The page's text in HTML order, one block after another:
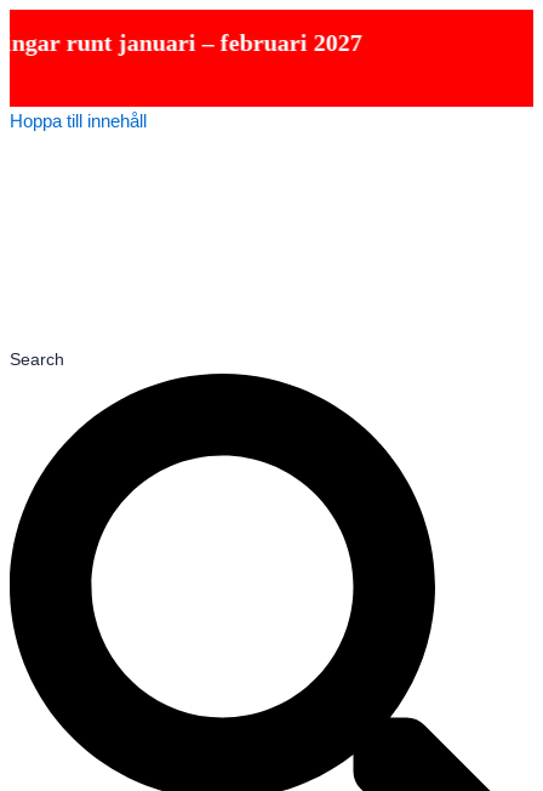
januari – februari 2027
Hoppa till innehåll
Search